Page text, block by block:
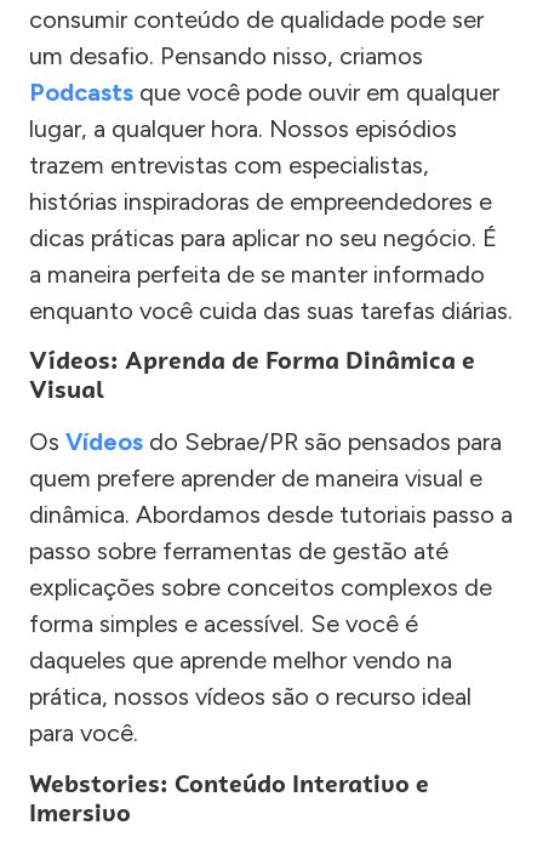
consumir conteúdo de qualidade pode ser
um desafio. Pensando nisso, criamos
Podcasts que você pode ouvir em qualquer
lugar, a qualquer hora. Nossos episódios
trazem entrevistas com especialistas,
histórias inspiradoras de empreendedores e
dicas práticas para aplicar no seu negócio. É
a maneira perfeita de se manter informado
enquanto você cuida das suas tarefas diárias.
Vídeos: Aprenda de Forma Dinâmica e
Visual
Os Vídeos do Sebrae/PR são pensados para
quem prefere aprender de maneira visual e
dinâmica. Abordamos desde tutoriais passo a
passo sobre ferramentas de gestão até
explicações sobre conceitos complexos de
forma simples e acessível. Se você é
daqueles que aprende melhor vendo na
prática, nossos vídeos são o recurso ideal
para você.
Webstories: Conteúdo Interativo e
Imersivo